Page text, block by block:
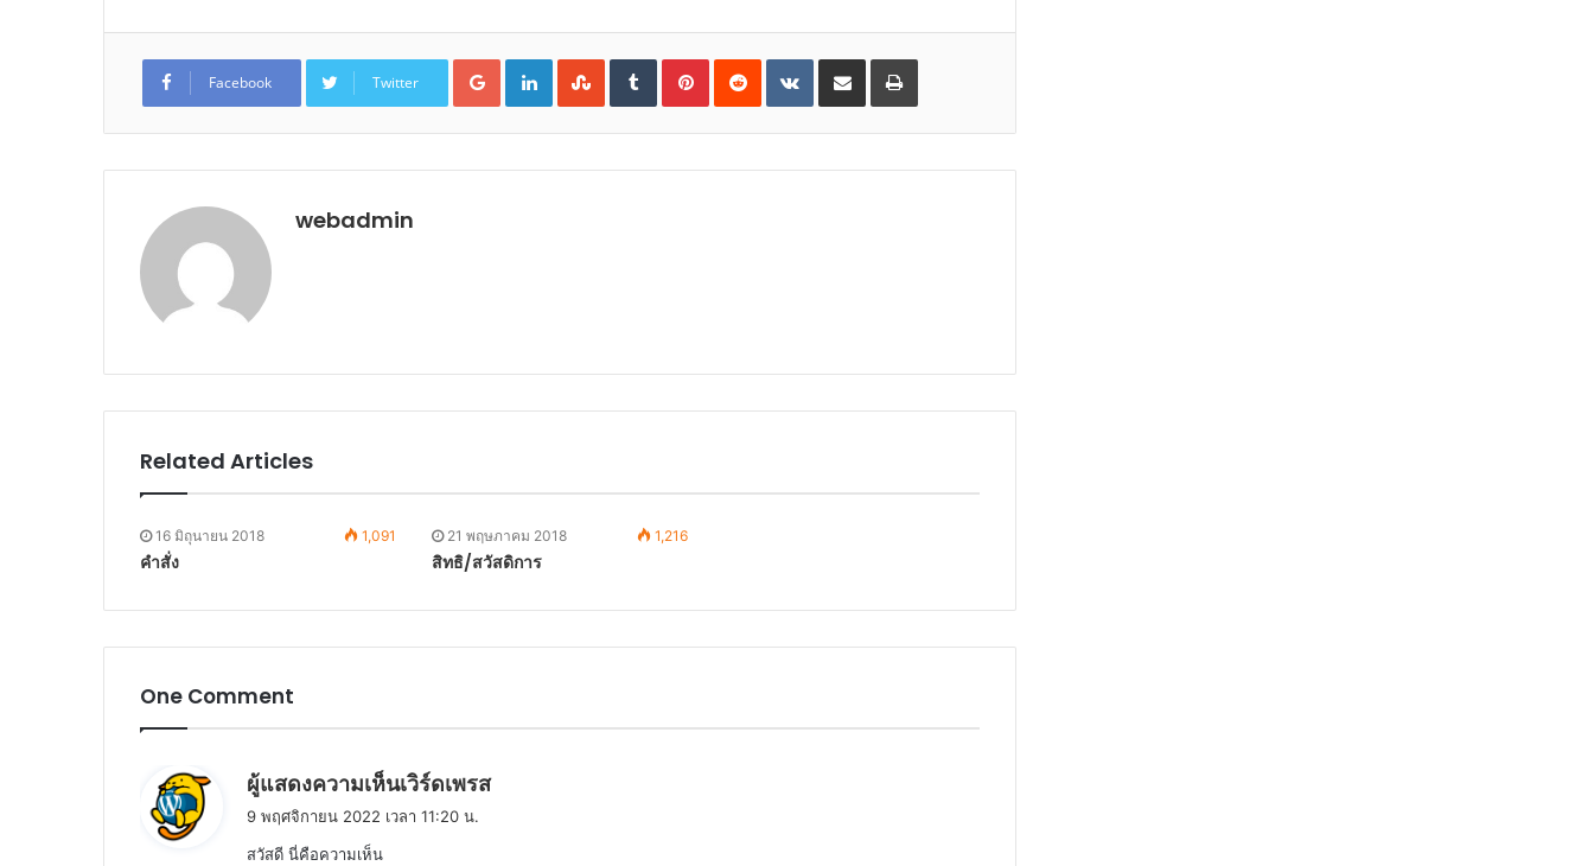
Facebook Twitter
Google+LinkedInStumbleUpon
TumblrPinterestReddit VKontakteShare
Email
Print
webadmin
Related Articles
16 มิถุนายน 2018 1,091
คำสั่ง
21 พฤษภาคม 2018 1,216
สิทธิ/สวัสดิการ
One Comment
ผู้แสดงความเห็นเวิร์ดเพรสพู
9 พฤศจิกายน 2022 เวลา 11:20 น.
สวัสดี นี่คือความเห็น